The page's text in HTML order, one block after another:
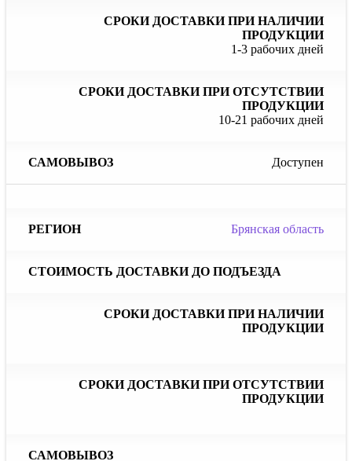
1-3 рабочих дней
10-21 рабочих дней
Доступен
Брянская область